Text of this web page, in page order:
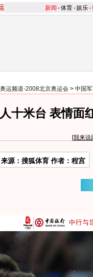
新闻 -体育-娱乐-
奥运频道-2008北京奥运会 > 中国
十米台 表情面
[我来说
来源：搜狐体育 作者：程宫